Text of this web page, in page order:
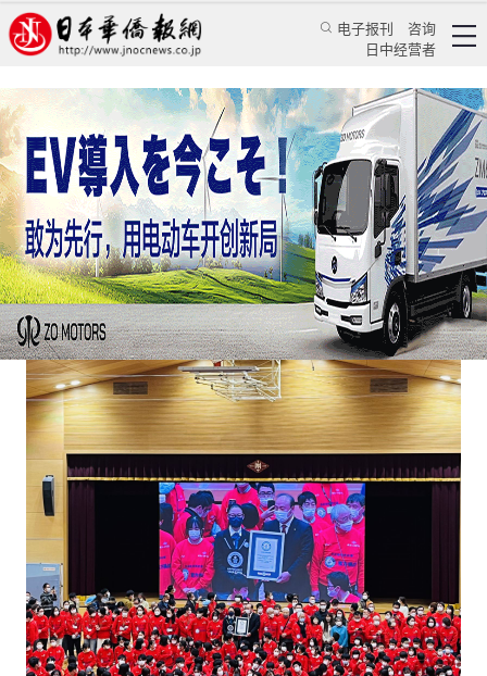
电子报刊
咨询
日中经营者
横滨山手中华学校“千人万饺”活动意蕴深长
蒋丰 评论 国际视角
日本华侨报 2023/1/21 13:19:40